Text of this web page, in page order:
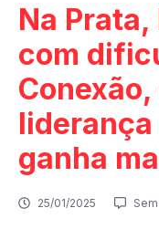
Na
com
Conexão,
liderança
ganha
25/01/2025